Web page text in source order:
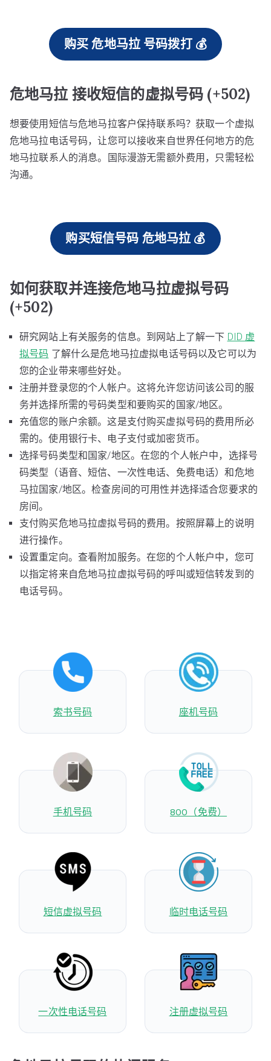
购买 危地马拉 号码拨打 💰
危地马拉 接收短信的虚拟号码 (+502)
想要使用短信与危地马拉客户保持联系吗？获取一个虚拟
危地马拉电话号码，让您可以接收来自世界任何地方的危
地马拉联系人的消息。国际漫游无需额外费用，只需轻松
沟通。
购买短信号码 危地马拉 💰
如何获取并连接危地马拉虚拟号码
(+502)
研究网站上有关服务的信息。到网站上了解一下 DID 虚
拟号码 了解什么是危地马拉虚拟电话号码以及它可以为
您的企业带来哪些好处。
注册并登录您的个人帐户。这将允许您访问该公司的服
务并选择所需的号码类型和要购买的国家/地区。
充值您的账户余额。这是支付购买虚拟号码的费用所必
需的。使用银行卡、电子支付或加密货币。
选择号码类型和国家/地区。在您的个人帐户中，选择号
码类型（语音、短信、一次性电话、免费电话）和危地
马拉国家/地区。检查房间的可用性并选择适合您要求的
房间。
支付购买危地马拉虚拟号码的费用。按照屏幕上的说明
进行操作。
设置重定向。查看附加服务。在您的个人帐户中，您可
以指定将来自危地马拉虚拟号码的呼叫或短信转发到的
电话号码。
索书号码 座机号码
手机号码 800（免费）
短信虚拟号码 临时电话号码
一次性电话号码 注册虚拟号码